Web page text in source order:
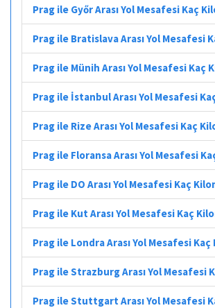
Prag ile Győr Arası Yol Mesafesi Kaç
Prag ile Bratislava Arası Yol Mesafesi
Prag ile Münih Arası Yol Mesafesi Kaç
Prag ile İstanbul Arası Yol Mesafesi
Prag ile Rize Arası Yol Mesafesi Kaç
Prag ile Floransa Arası Yol Mesafesi
Prag ile DO Arası Yol Mesafesi Kaç
Prag ile Kut Arası Yol Mesafesi Kaç
Prag ile Londra Arası Yol Mesafesi
Prag ile Strazburg Arası Yol Mesafesi
Prag ile Stuttgart Arası Yol Mesafesi